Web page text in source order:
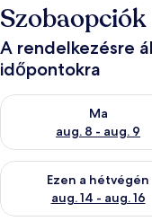
Szobaopciók
A rendelkezésre
időpontokra
Ma
aug. 8 - aug. 9
A ma esti
Ezen a hétvégén
aug. 14 - aug. 16
A mostani hétvégi